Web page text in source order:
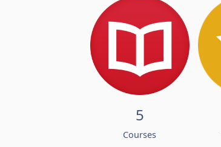
5
Courses